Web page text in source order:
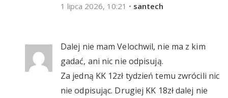
1 lipca 2026, 10:21 • santech
Dalej nie mam Velochwil, nie ma z kim
gadać, ani nic nie odpisują.
Za jedną KK 12zł tydzień temu zwrócili nic
nie odpisując. Drugiej KK 18zł dalej nie